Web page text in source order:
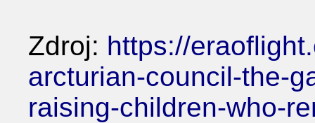
Zdroj: https://
arcturian-council-the-
raising-children-who-